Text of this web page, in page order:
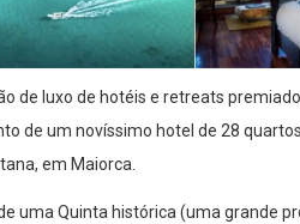
de luxo de hotéis e retreats
de um novíssimo hotel de 28
em Maiorca.
uma Quinta histórica (uma grande